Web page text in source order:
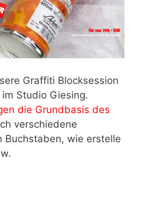
Graffiti Blocksession
im Studio Giesing.
die Grundbasis des
verschiedene
Buchstaben, wie erstelle